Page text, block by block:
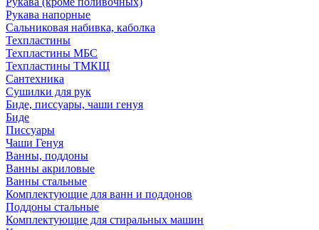
Рукава напорные
Сальниковая набивка, каболка
Техпластины
Техпластины МБС
Техпластины ТМКЩ
Сантехника
Сушилки для рук
Биде, писсуары, чаши генуя
Биде
Писсуары
Чаши Генуя
Ванны, поддоны
Ванны акриловые
Ванны стальные
Комплектующие для ванн и поддонов
Поддоны стальные
Комплектующие для стиральных машин